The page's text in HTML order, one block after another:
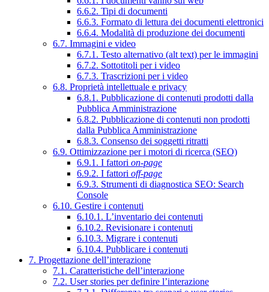
6.6.2. Tipi di documenti
6.6.3. Formato di lettura dei documenti elettronici
6.6.4. Modalità di produzione dei documenti
6.7. Immagini e video
6.7.1. Testo alternativo (alt text) per le immagini
6.7.2. Sottotitoli per i video
6.7.3. Trascrizioni per i video
6.8. Proprietà intellettuale e privacy
6.8.1. Pubblicazione di contenuti prodotti dalla
Pubblica Amministrazione
6.8.2. Pubblicazione di contenuti non prodotti
dalla Pubblica Amministrazione
6.8.3. Consenso dei soggetti ritratti
6.9. Ottimizzazione per i motori di ricerca (SEO)
6.9.1. I fattori on-page
6.9.2. I fattori off-page
6.9.3. Strumenti di diagnostica SEO: Search
Console
6.10. Gestire i contenuti
6.10.1. L’inventario dei contenuti
6.10.2. Revisionare i contenuti
6.10.3. Migrare i contenuti
6.10.4. Pubblicare i contenuti
7. Progettazione dell’interazione
7.1. Caratteristiche dell’interazione
7.2. User stories per definire l’interazione